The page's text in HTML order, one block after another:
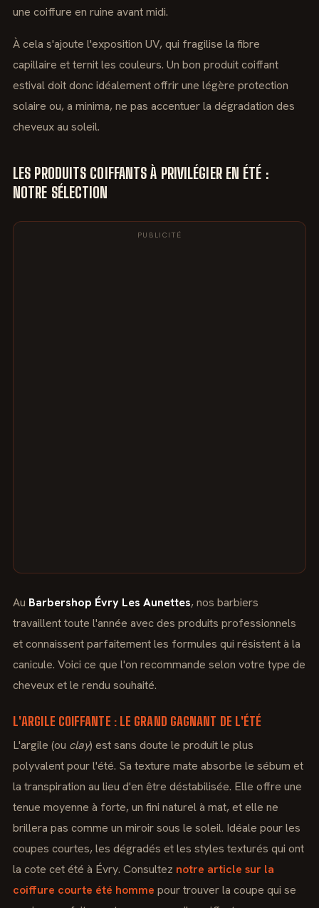
une coiffure en ruine avant midi.
À cela s'ajoute l'exposition UV, qui fragilise la fibre
capillaire et ternit les couleurs. Un bon produit coiffant
estival doit donc idéalement offrir une légère protection
solaire ou, a minima, ne pas accentuer la dégradation des
cheveux au soleil.
LES PRODUITS COIFFANTS À PRIVILÉGIER EN ÉTÉ :
NOTRE SÉLECTION
PUBLICITÉ
Au Barbershop Évry Les Aunettes, nos barbiers
travaillent toute l'année avec des produits professionnels
et connaissent parfaitement les formules qui résistent à la
canicule. Voici ce que l'on recommande selon votre type de
cheveux et le rendu souhaité.
L'ARGILE COIFFANTE : LE GRAND GAGNANT DE L'ÉTÉ
L'argile (ou clay) est sans doute le produit le plus
polyvalent pour l'été. Sa texture mate absorbe le sébum et
la transpiration au lieu d'en être déstabilisée. Elle offre une
tenue moyenne à forte, un fini naturel à mat, et elle ne
brillera pas comme un miroir sous le soleil. Idéale pour les
coupes courtes, les dégradés et les styles texturés qui ont
la cote cet été à Évry. Consultez notre article sur la
coiffure courte été homme pour trouver la coupe qui se